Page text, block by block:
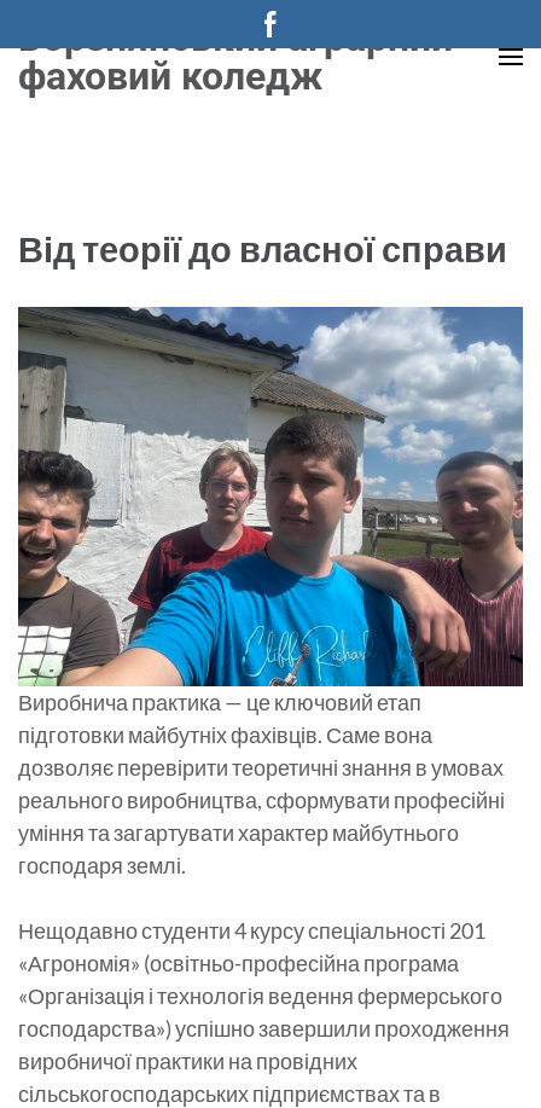
до
вмісту
Борзнянський аграрний
фаховий коледж
Від теорії до власної справи
Виробнича практика — це ключовий етап
підготовки майбутніх фахівців. Саме вона
дозволяє перевірити теоретичні знання в умовах
реального виробництва, сформувати професійні
уміння та загартувати характер майбутнього
господаря землі.
Нещодавно студенти 4 курсу спеціальності 201
«Агрономія» (освітньо-професійна програма
«Організація і технологія ведення фермерського
господарства») успішно завершили проходження
виробничої практики на провідних
сільськогосподарських підприємствах та в